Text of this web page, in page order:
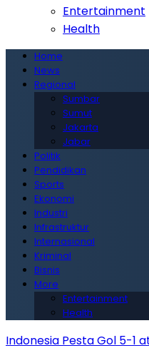
Entertainment
Health
Home
News
Regional
Sumbar
Sumut
Jakarta
Jabar
Politik
Pendidikan
Sports
Ekonomi
Industri
Infrastruktur
Internasional
Kriminal
Bisnis
More
Entertainment
Health
Indonesia Pesta Gol 5-1